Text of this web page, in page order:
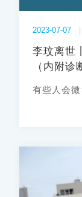
2023-07-07
李玟离世
（内附诊
有些人会